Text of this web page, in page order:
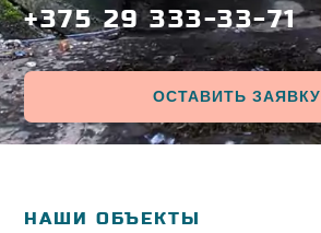
+375 29 333-33-71
ОСТАВИТЬ ЗАЯВКУ
НАШИ ОБЪЕКТЫ